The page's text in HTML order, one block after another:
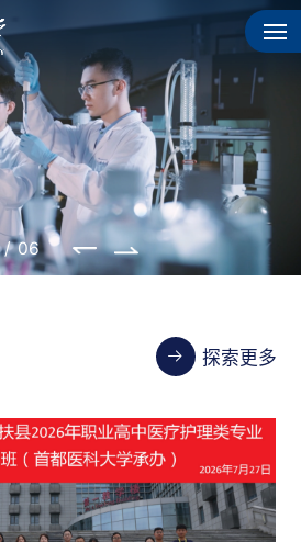
/ 06
探索更多